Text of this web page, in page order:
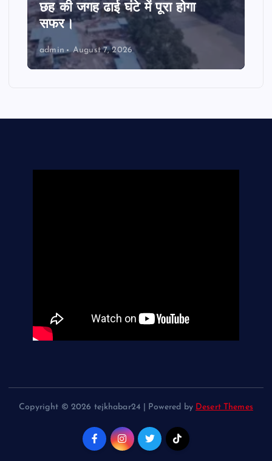
छह की जगह ढाई घंटे में पूरा होगा
सफर।
admin August 7, 2026
Copyright © 2026 tejkhabar24 | Powered by Desert Themes